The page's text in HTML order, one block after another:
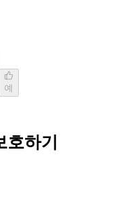
예
하기